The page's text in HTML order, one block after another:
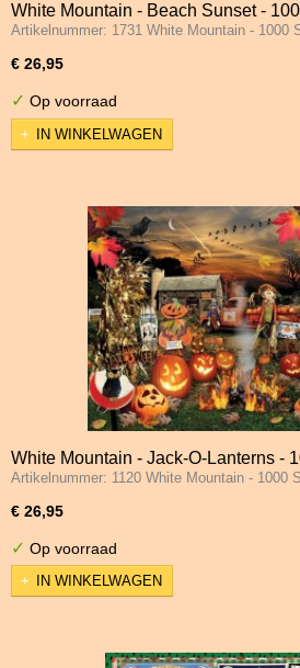
White Mountain - Beach Sunset -
Artikelnummer: 1731 White Mountain - 1000
€ 26,95
✓ Op voorraad
IN WINKELWAGEN
White Mountain - Jack-O-Lanterns -
Artikelnummer: 1120 White Mountain - 1000
€ 26,95
✓ Op voorraad
IN WINKELWAGEN